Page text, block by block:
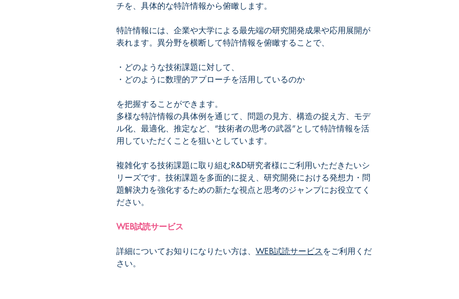
チを、具体的な特許情報から俯瞰します。
特許情報には、企業や大学による最先端の研究開発成果や応用展開が
表れます。異分野を横断して特許情報を俯瞰することで、
・どのような技術課題に対して、
・どのように数理的アプローチを活用しているのか
を把握することができます。
多様な特許情報の具体例を通じて、問題の見方、構造の捉え方、モデ
ル化、最適化、推定など、 “技術者の思考の武器”として特許情報を活
用していただくことを狙いとしています。
複雑化する技術課題に取り組むR&D研究者様にご利用いただきたいシ
リーズです。技術課題を多面的に捉え、研究開発における発想力・問
題解決力を強化するための新たな視点と思考のジャンプにお役立てく
ださい。
WEB試読サービス
詳細についてお知りになりたい方は、 WEB試読サービスをご利用くだ
さい。